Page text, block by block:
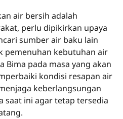
air bersih adalah
perlu dipikirkan upaya
sumber air baku lain
pemenuhan kebutuhan air
Bima pada masa yang akan
kondisi resapan air
keberlangsungan
saat ini agar tetap tersedia